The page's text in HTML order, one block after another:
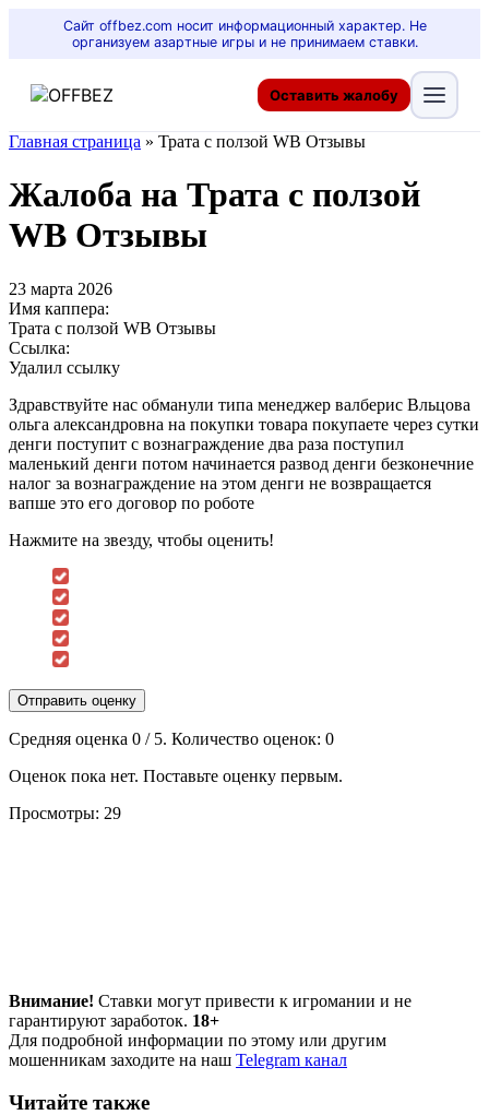
Сайт offbez.com носит информационный характер. Не
организуем азартные игры и не принимаем ставки.
Оставить жалобу
Главная страница » Трата с ползой WB Отзывы
Жалоба на Трата с ползой
WB Отзывы
23 марта 2026
Имя каппера:
Трата с ползой WB Отзывы
Ссылка:
Удалил ссылку
Здравствуйте нас обманули типа менеджер валберис Вльцова
ольга александровна на покупки товара покупаете через сутки
денги поступит с вознаграждение два раза поступил
маленький денги потом начинается развод денги безконечние
налог за вознаграждение на этом денги не возвращается
вапше это его договор по роботе
Нажмите на звезду, чтобы оценить!
Отправить оценку
Средняя оценка 0 / 5. Количество оценок: 0
Оценок пока нет. Поставьте оценку первым.
Просмотры: 29
Внимание! Ставки могут привести к игромании и не
гарантируют заработок. 18+
Для подробной информации по этому или другим
мошенникам заходите на наш Telegram канал
Читайте также